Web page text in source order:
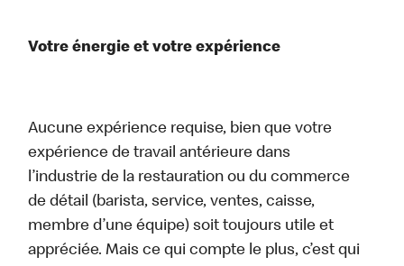
Votre énergie et votre expérience
Aucune expérience requise, bien que votre
expérience de travail antérieure dans
l’industrie de la restauration ou du commerce
de détail (barista, service, ventes, caisse,
membre d’une équipe) soit toujours utile et
appréciée. Mais ce qui compte le plus, c’est qui